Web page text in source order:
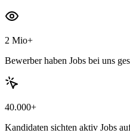
2 Mio+
Bewerber haben Jobs bei uns
40.000+
Kandidaten sichten aktiv Jobs